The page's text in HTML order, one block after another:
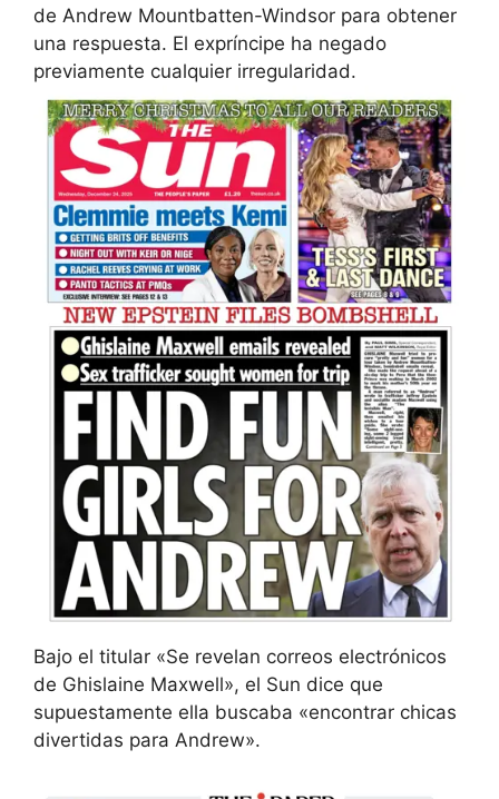
de Andrew Mountbatten-Windsor para obtener
una respuesta. El expríncipe ha negado
previamente cualquier irregularidad.
Bajo el titular «Se revelan correos electrónicos
de Ghislaine Maxwell», el Sun dice que
supuestamente ella buscaba «encontrar chicas
divertidas para Andrew».